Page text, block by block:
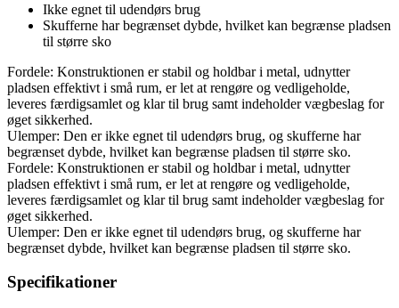
Ikke egnet til udendørs brug
Skufferne har begrænset dybde, hvilket kan begrænse pladsen
til større sko
Fordele: Konstruktionen er stabil og holdbar i metal, udnytter
pladsen effektivt i små rum, er let at rengøre og vedligeholde,
leveres færdigsamlet og klar til brug samt indeholder vægbeslag for
øget sikkerhed.
Ulemper: Den er ikke egnet til udendørs brug, og skufferne har
begrænset dybde, hvilket kan begrænse pladsen til større sko.
Fordele: Konstruktionen er stabil og holdbar i metal, udnytter
pladsen effektivt i små rum, er let at rengøre og vedligeholde,
leveres færdigsamlet og klar til brug samt indeholder vægbeslag for
øget sikkerhed.
Ulemper: Den er ikke egnet til udendørs brug, og skufferne har
begrænset dybde, hvilket kan begrænse pladsen til større sko.
Specifikationer